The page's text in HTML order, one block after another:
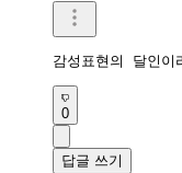
감성표현의 달인
0
답글 쓰기